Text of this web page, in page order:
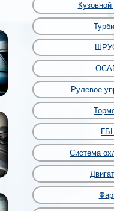
Рулевое
Система